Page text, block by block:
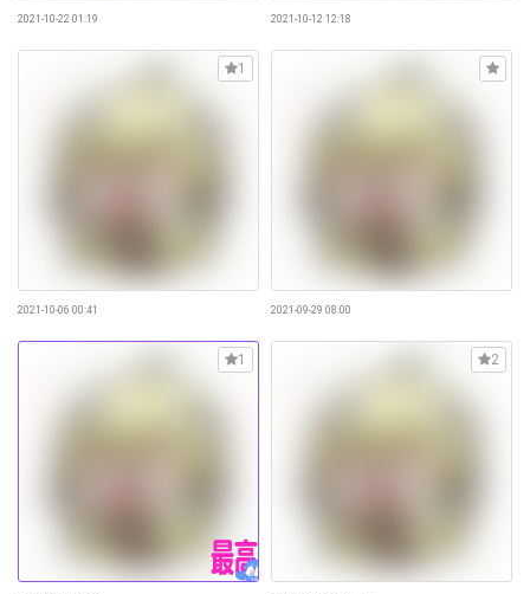
2021-10-22 01:19 2021-10-12 12:18
2021-10-06 00:41
1
2021-09-29 08:00
1 2